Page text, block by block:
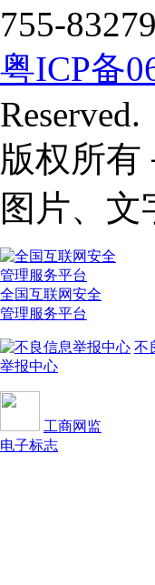
755-
粤ICP备
Reserved.
版权所有
图片、
全国互联网安全
管理服务平台
不
举报中心
工商网监
电子标志